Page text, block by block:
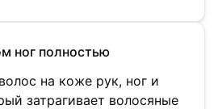
ног полностью
на коже рук, ног и
затрагивает волосяные